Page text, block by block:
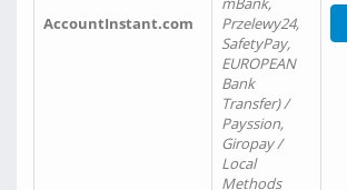
AccountInstant.com
Przelewy24,
SafetyPay,
EUROPEAN
Bank
Transfer) /
Payssion,
Giropay /
Local
Methods